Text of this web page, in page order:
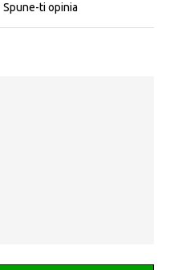
Spune-ti opinia